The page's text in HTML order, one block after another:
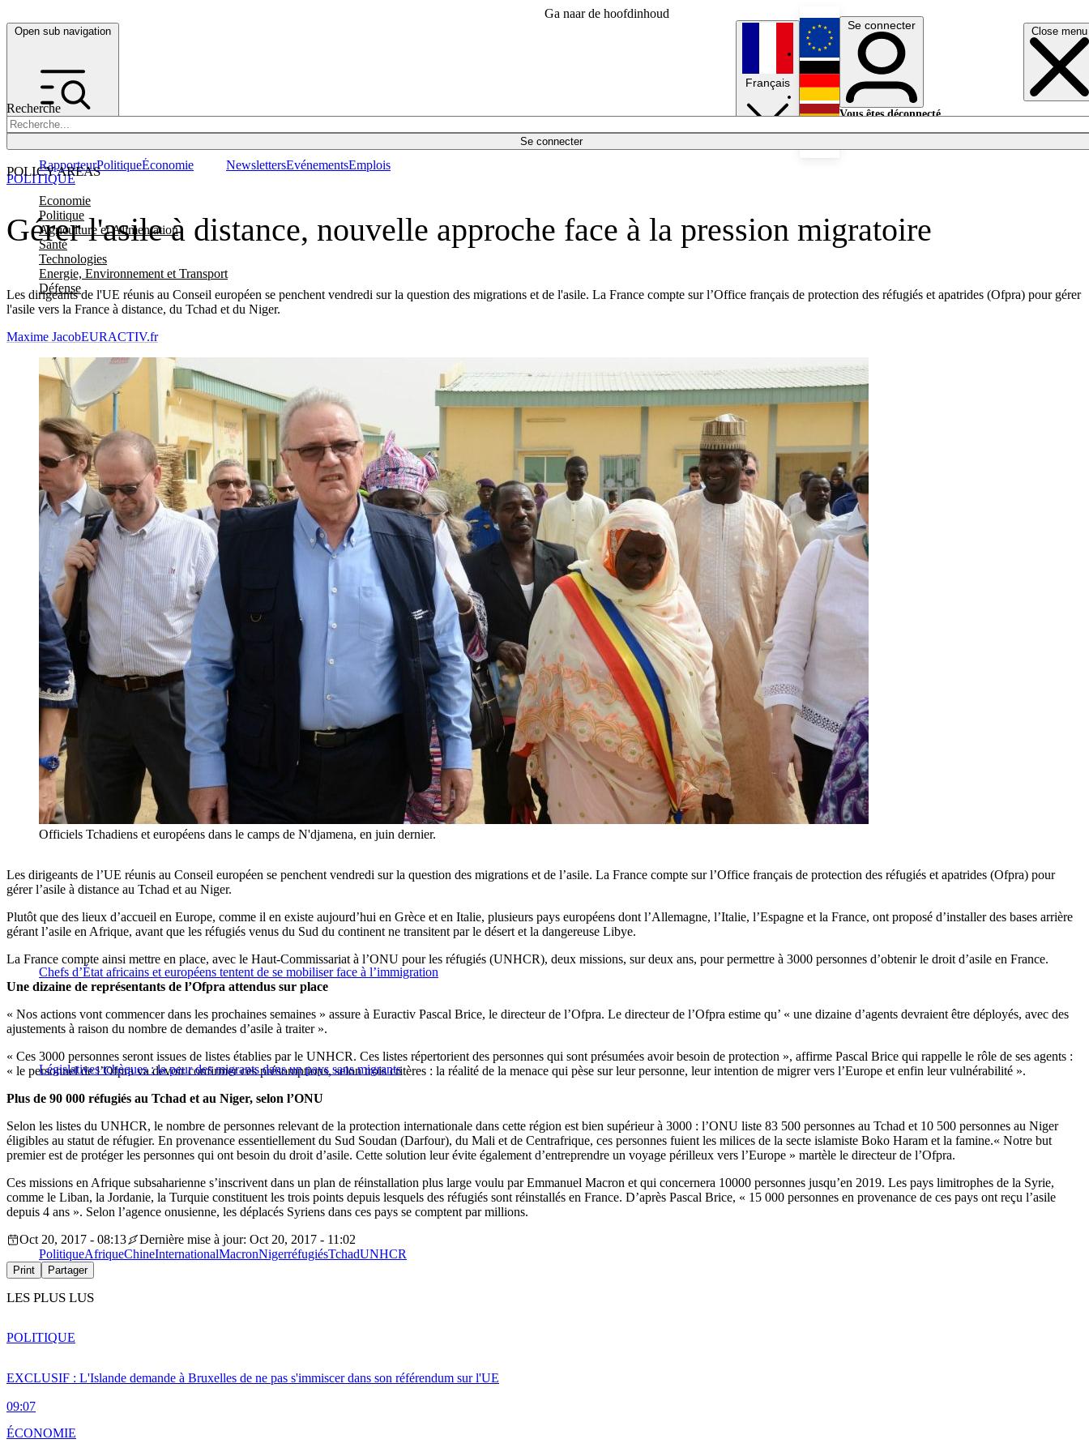
Ga naar de hoofdinhoud
Open sub navigation Close menu
Recherche
Se connecter
POLICY AREAS
Economie
Politique
Agriculture et Alimentation
Santé
Technologies
Energie, Environnement et Transport
Défense
RapporteurPolitiqueÉconomie NewslettersEvénementsEmplois
Français
English
Deutsch
Se connecter
Vous êtes déconnecté.
Gérer l'asile à distance, nouvelle approche face à la pression migratoire
Les dirigeants de l'UE réunis au Conseil européen se penchent vendredi sur la question des migrations et de l'asile. La France compte sur l’Office français de protection des réfugiés et apatrides (Ofpra) pour gérer
l'asile vers la France à distance, du Tchad et du Niger.
POLITIQUE
Maxime JacobEURACTIV.fr
Officiels Tchadiens et européens dans le camps de N'djamena, en juin dernier.
Les dirigeants de l’UE réunis au Conseil européen se penchent vendredi sur la question des migrations et de l’asile. La France compte sur l’Office français de protection des réfugiés et apatrides (Ofpra) pour
gérer l’asile à distance au Tchad et au Niger.
Plutôt que des lieux d’accueil en Europe, comme il en existe aujourd’hui en Grèce et en Italie, plusieurs pays européens dont l’Allemagne, l’Italie, l’Espagne et la France, ont proposé d’installer des bases arrière
gérant l’asile en Afrique, avant que les réfugiés venus du Sud du continent ne transitent par le désert et la dangereuse Libye.
Chefs d’État africains et européens tentent de se mobiliser face à l’immigration
La France compte ainsi mettre en place, avec le Haut-Commissariat à l’ONU pour les réfugiés (UNHCR), deux missions, sur deux ans, pour permettre à 3000 personnes d’obtenir le droit d’asile en France.
Une dizaine de représentants de l’Ofpra attendus sur place
« Nos actions vont commencer dans les prochaines semaines » assure à Euractiv Pascal Brice, le directeur de l’Ofpra. Le directeur de l’Ofpra estime qu’ « une dizaine d’agents devraient être déployés, avec des
ajustements à raison du nombre de demandes d’asile à traiter ».
Législatives tchèques : la peur des migrants dans un pays sans migrants
« Ces 3000 personnes seront issues de listes établies par le UNHCR. Ces listes répertorient des personnes qui sont présumées avoir besoin de protection », affirme Pascal Brice qui rappelle le rôle de ses agents :
« le personnel de l’Ofpra va devoir confirmer ces présomptions, selon trois critères : la réalité de la menace qui pèse sur leur personne, leur intention de migrer vers l’Europe et enfin leur vulnérabilité ».
Plus de 90 000 réfugiés au Tchad et au Niger, selon l’ONU
Selon les listes du UNHCR, le nombre de personnes relevant de la protection internationale dans cette région est bien supérieur à 3000 : l’ONU liste 83 500 personnes au Tchad et 10 500 personnes au Niger
éligibles au statut de réfugier. En provenance essentiellement du Sud Soudan (Darfour), du Mali et de Centrafrique, ces personnes fuient les milices de la secte islamiste Boko Haram et la famine.« Notre but
premier est de protéger les personnes qui ont besoin du droit d’asile. Cette solution leur évite également d’entreprendre un voyage périlleux vers l’Europe » martèle le directeur de l’Ofpra.
Ces missions en Afrique subsaharienne s’inscrivent dans un plan de réinstallation plus large voulu par Emmanuel Macron et qui concernera 10000 personnes jusqu’en 2019. Les pays limitrophes de la Syrie,
comme le Liban, la Jordanie, la Turquie constituent les trois points depuis lesquels des réfugiés sont réinstallés en France. D’après Pascal Brice, « 15 000 personnes en provenance de ces pays ont reçu l’asile
depuis 4 ans ». Selon l’agence onusienne, les déplacés Syriens dans ces pays se comptent par millions.
Oct 20, 2017 - 08:13
Dernière mise à jour: Oct 20, 2017 - 11:02
PolitiqueAfriqueChineInternationalMacronNigerréfugiésTchadUNHCR
Print Partager
LES PLUS LUS
EXCLUSIF : L'Islande demande à Bruxelles de ne pas s'immiscer dans son référendum sur l'UE
09:07
POLITIQUE
ÉCONOMIE